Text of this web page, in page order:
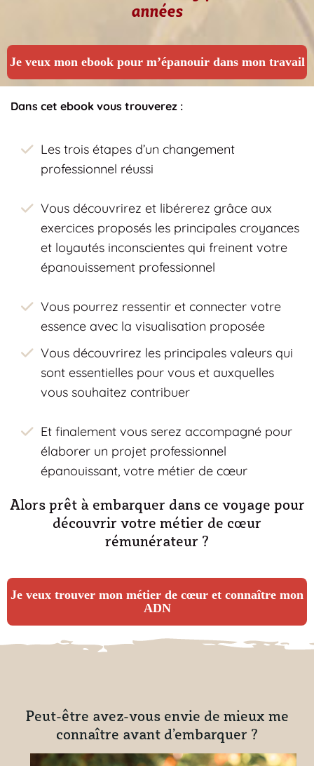
années
Je veux mon ebook pour m’épanouir dans mon travail
Dans cet ebook vous trouverez :
Les trois étapes d’un changement
professionnel réussi
Vous découvrirez et libérerez grâce aux
exercices proposés les principales croyances
et loyautés inconscientes qui freinent votre
épanouissement professionnel
Vous pourrez ressentir et connecter votre
essence avec la visualisation proposée
Vous découvrirez les principales valeurs qui
sont essentielles pour vous et auxquelles
vous souhaitez contribuer
Et finalement vous serez accompagné pour
élaborer un projet professionnel
épanouissant, votre métier de cœur
Alors prêt à embarquer dans ce voyage pour
découvrir votre métier de cœur
rémunérateur ?
Je veux trouver mon métier de cœur et connaître mon
ADN
Peut-être avez-vous envie de mieux me
connaître avant d’embarquer ?